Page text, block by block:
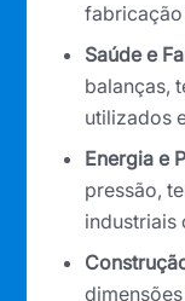
fabricação
Saúde e
balanças,
utilizados
Energia e
pressão,
industriais